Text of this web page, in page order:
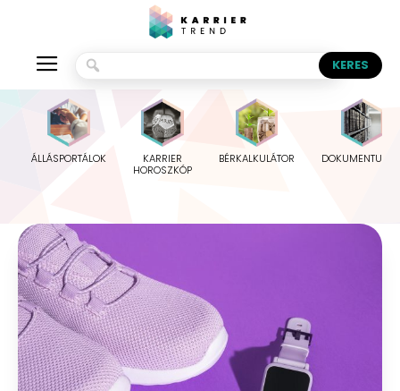
ÁLLÁSPORTÁLOK
KARRIER
HOROSZKÓP
BÉRKALKULÁTOR